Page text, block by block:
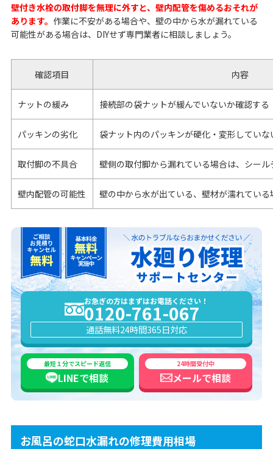
壁付き水栓の取付脚を無理に外すと、壁内配管を傷めるおそれが
あります。 作業に不安がある場合や、壁の中から水が漏れている
可能性がある場合は、DIYせず専門業者に相談しましょう。
確認項目 内容
ナットの緩み 接続部の袋ナットが緩んでいないか確認する
パッキンの劣化 袋ナット内のパッキンが硬化・変形してい
取付脚の不具合 壁側の取付脚から漏れている場合は、シー
壁内配管の可能性 壁の中から水が出ている、壁材が濡れてい
お急ぎの方はまずはお電話ください！
0120-761-067
通話無料24時間365日対応
最短１分でスピード返信
LINEで相談
24時間受付中
メールで相談
お風呂の蛇口水漏れの修理費用相場